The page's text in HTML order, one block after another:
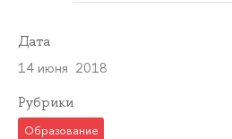
Дата
14 июня 2018
Рубрики
Образование